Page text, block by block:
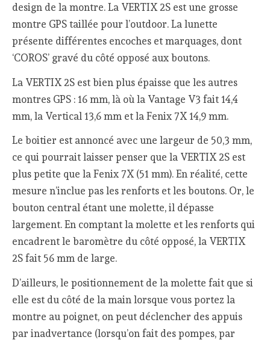
design de la montre. La VERTIX 2S est une grosse
montre GPS taillée pour l’outdoor. La lunette
présente différentes encoches et marquages, dont
‘COROS’ gravé du côté opposé aux boutons.
La VERTIX 2S est bien plus épaisse que les autres
montres GPS : 16 mm, là où la Vantage V3 fait 14,4
mm, la Vertical 13,6 mm et la Fenix 7X 14,9 mm.
Le boitier est annoncé avec une largeur de 50,3 mm,
ce qui pourrait laisser penser que la VERTIX 2S est
plus petite que la Fenix 7X (51 mm). En réalité, cette
mesure n’inclue pas les renforts et les boutons. Or, le
bouton central étant une molette, il dépasse
largement. En comptant la molette et les renforts qui
encadrent le baromètre du côté opposé, la VERTIX
2S fait 56 mm de large.
D’ailleurs, le positionnement de la molette fait que si
elle est du côté de la main lorsque vous portez la
montre au poignet, on peut déclencher des appuis
par inadvertance (lorsqu’on fait des pompes, par